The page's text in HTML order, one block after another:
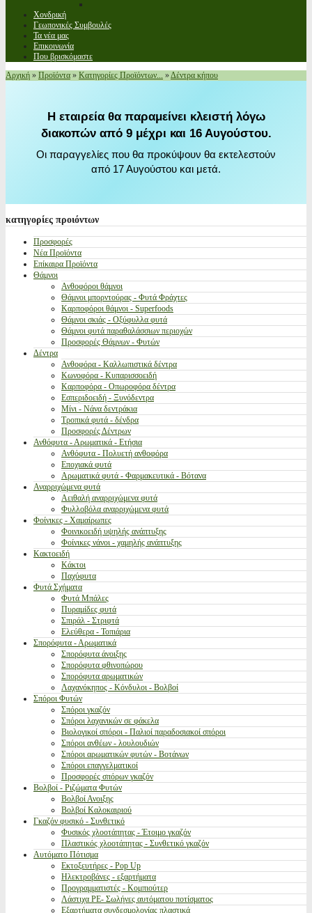
Χονδρική
Γεωπονικές Συμβουλές
Τα νέα μας
Επικοινωνία
Που βρισκόμαστε
Αρχική » Προϊόντα » Κατηγορίες Προϊόντων... »Δέντρα κήπου
Η εταιρεία θα παραμείνει κλειστή λόγω
διακοπών από 9 μέχρι και 16 Αυγούστου.
Οι παραγγελίες που θα προκύψουν θα εκτελεστούν
από 17 Αυγούστου και μετά.
κατηγορίες προιόντων
Προσφορές
Νέα Προϊόντα
Επίκαιρα Προϊόντα
Θάμνοι
Ανθοφόροι θάμνοι
Θάμνοι μπορντούρας - Φυτά Φράχτες
Καρποφόροι θάμνοι - Superfoods
Θάμνοι σκιάς - Οξύφυλλα φυτά
Θάμνοι φυτά παραθαλάσσιων περιοχών
Προσφορές Θάμνων - Φυτών
Δέντρα
Ανθοφόρα - Καλλωπιστικά δέντρα
Κωνοφόρα - Κυπαρισσοειδή
Καρποφόρα - Οπωροφόρα δέντρα
Εσπεριδοειδή - Ξυνόδεντρα
Μίνι - Νάνα δεντράκια
Τροπικά φυτά - δένδρα
Προσφορές Δέντρων
Ανθόφυτα - Αρωματικά - Ετήσια
Ανθόφυτα - Πολυετή ανθοφόρα
Εποχιακά φυτά
Αρωματικά φυτά - Φαρμακευτικά - Βότανα
Αναρριχώμενα φυτά
Αειθαλή αναρριχώμενα φυτά
Φυλλοβόλα αναρριχώμενα φυτά
Φοίνικες - Χαμαίρωπες
Φοινικοειδή υψηλής ανάπτυξης
Φοίνικες νάνοι - χαμηλής ανάπτυξης
Κακτοειδή
Κάκτοι
Παχύφυτα
Φυτά Σχήματα
Φυτά Μπάλες
Πυραμίδες φυτά
Σπιράλ - Στριφτά
Ελεύθερα - Τοπιάρια
Σπορόφυτα - Αρωματικά
Σπορόφυτα άνοιξης
Σπορόφυτα φθινοπώρου
Σπορόφυτα αρωματικών
Λαχανόκηπος - Κόνδυλοι - Βολβοί
Σπόροι Φυτών
Σπόροι γκαζόν
Σπόροι λαχανικών σε φάκελα
Βιολογικοί σπόροι - Παλιοί παραδοσιακοί σπόροι
Σπόροι ανθέων - λουλουδιών
Σπόροι αρωματικών φυτών - Βοτάνων
Σπόροι επαγγελματικοί
Προσφορές σπόρων γκαζόν
Βολβοί - Ριζώματα Φυτών
Βολβοί Ανοιξης
Βολβοί Καλοκαιριού
Γκαζόν φυσικό - Συνθετικό
Φυσικός χλοοτάπητας - Έτοιμο γκαζόν
Πλαστικός χλοοτάπητας - Συνθετικό γκαζόν
Αυτόματο Πότισμα
Εκτοξευτήρες - Pop Up
Ηλεκτροβάνες - εξαρτήματα
Προγραμματιστές - Κομπιούτερ
Λάστιχα PE- Σωλήνες αυτόματου ποτίσματος
Εξαρτήματα συνδεσμολογίας πλαστικά